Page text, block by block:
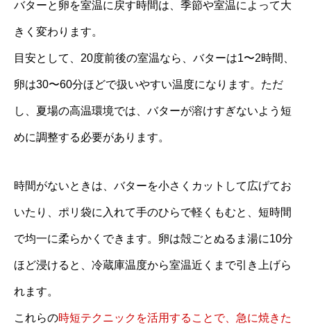
バターと卵を室温に戻す時間は、季節や室温によって大
きく変わります。
目安として、20度前後の室温なら、バターは1〜2時間、
卵は30〜60分ほどで扱いやすい温度になります。ただ
し、夏場の高温環境では、バターが溶けすぎないよう短
めに調整する必要があります。
時間がないときは、バターを小さくカットして広げてお
いたり、ポリ袋に入れて手のひらで軽くもむと、短時間
で均一に柔らかくできます。卵は殻ごとぬるま湯に10分
ほど浸けると、冷蔵庫温度から室温近くまで引き上げら
れます。
これらの時短テクニックを活用することで、急に焼きた